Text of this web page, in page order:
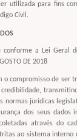
utilizada para fins
Civil.
conforme a Lei Geral
DE 2018
o compromisso de ser
normas jurídicas
dos seus dados
através do
ao sistema interno